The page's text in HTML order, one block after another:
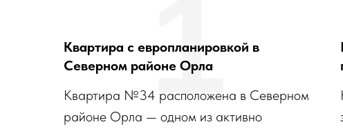
Квартира с европланировкой в
Северном районе Орла
Квартира №34 расположена в Северном
районе Орла — одном из активно
1